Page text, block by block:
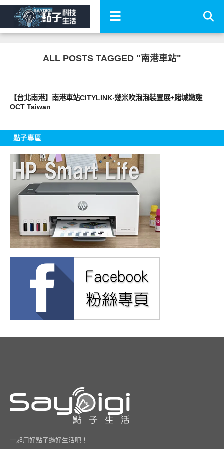
ALL POSTS TAGGED "南港車站"
【台北南港】南港車站CITYLINK‧幾米吹泡泡裝置展+賭城嫩雞
OCT Taiwan
點子專區
一起用好點子過好生活吧！